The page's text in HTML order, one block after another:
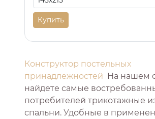
Купить
Конструктор постельных
принадлежностей На нашем
найдете самые
потребителей трикотажные
спальни. Удобные в